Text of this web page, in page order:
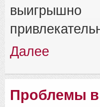
Далее
Проблемы в